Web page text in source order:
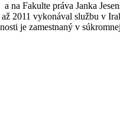
Fakulte práva Janka
2011 vykonával službu v
je zamestnaný v